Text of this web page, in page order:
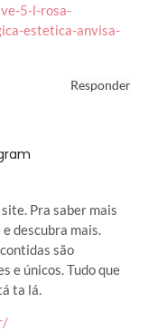
5-l-rosa-
estetica-anvisa-
Responder
Pra saber mais
descubra mais.
são
e únicos. Tudo que
ta lá.